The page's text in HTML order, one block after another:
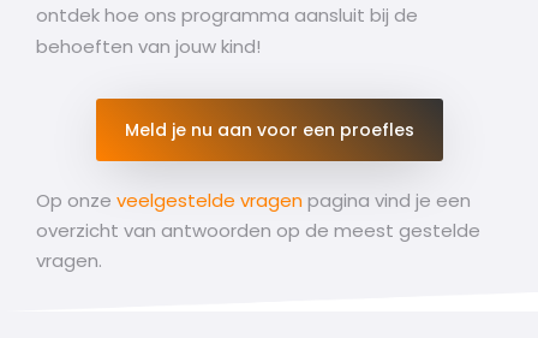
ontdek hoe ons programma aansluit bij de
behoeften van jouw kind!
Meld je nu aan voor een proefles
Op onze veelgestelde vragen pagina vind je een
overzicht van antwoorden op de meest gestelde
vragen.